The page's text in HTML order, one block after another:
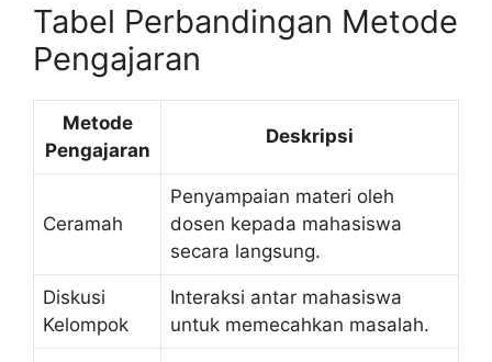
Tabel Perbandingan Metode
Pengajaran
Metode
Pengajaran
Deskripsi
Ceramah
Penyampaian materi oleh
dosen kepada mahasiswa
secara langsung.
Diskusi
Kelompok
Interaksi antar mahasiswa
untuk memecahkan masalah.